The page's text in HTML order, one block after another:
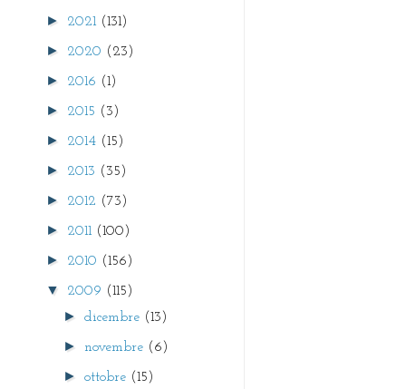
► 2021 (131)
► 2020 (23)
► 2016 (1)
► 2015 (3)
► 2014 (15)
► 2013 (35)
► 2012 (73)
► 2011 (100)
► 2010 (156)
▼ 2009 (115)
►dicembre (13)
► novembre (6)
►ottobre (15)